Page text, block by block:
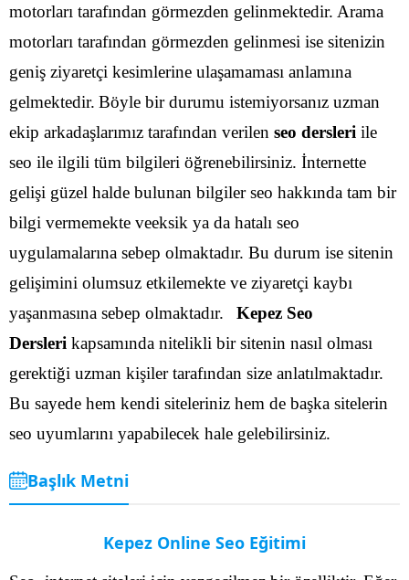
motorları tarafından görmezden gelinmektedir. Arama
motorları tarafından görmezden gelinmesi ise sitenizin
geniş ziyaretçi kesimlerine ulaşamaması anlamına
gelmektedir. Böyle bir durumu istemiyorsanız uzman
ekip arkadaşlarımız tarafından verilen seo dersleri ile
seo ile ilgili tüm bilgileri öğrenebilirsiniz. İnternette
gelişi güzel halde bulunan bilgiler seo hakkında tam bir
bilgi vermemekte veeksik ya da hatalı seo
uygulamalarına sebep olmaktadır. Bu durum ise sitenin
gelişimini olumsuz etkilemekte ve ziyaretçi kaybı
yaşanmasına sebep olmaktadır.
Kepez Seo
Dersleri kapsamında nitelikli bir sitenin nasıl olması
gerektiği uzman kişiler tarafından size anlatılmaktadır.
Bu sayede hem kendi siteleriniz hem de başka sitelerin
seo uyumlarını yapabilecek hale gelebilirsiniz.
Başlık Metni
Kepez Online Seo Eğitimi